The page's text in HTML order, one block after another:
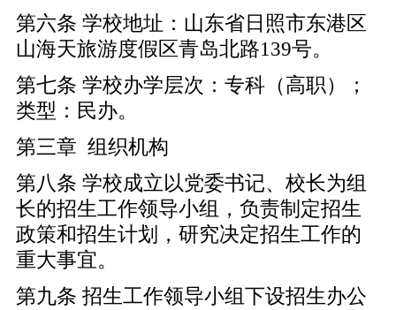
第六条 学校地址：山东省日照市东港区
山海天旅游度假区青岛北路139号。
第七条 学校办学层次：专科（高职）；
类型：民办。
第三章 组织机构
第八条 学校成立以党委书记、校长为组
长的招生工作领导小组，负责制定招生
政策和招生计划，研究决定招生工作的
重大事宜。
第九条 招生工作领导小组下设招生办公